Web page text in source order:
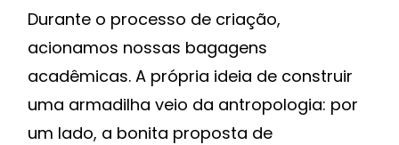
Durante o processo de criação,
acionamos nossas bagagens
acadêmicas. A própria ideia de construir
uma armadilha veio da antropologia: por
um lado, a bonita proposta de